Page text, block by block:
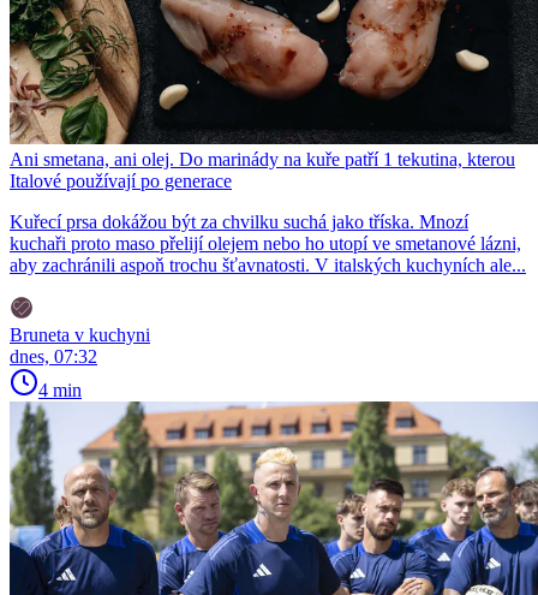
Ani smetana, ani olej. Do marinády na kuře patří 1 tekutina, kterou
Italové používají po generace
Kuřecí prsa dokážou být za chvilku suchá jako tříska. Mnozí
kuchaři proto maso přelijí olejem nebo ho utopí ve smetanové lázni,
aby zachránili aspoň trochu šťavnatosti. V italských kuchyních ale...
Bruneta v kuchyni
dnes, 07:32
4 min